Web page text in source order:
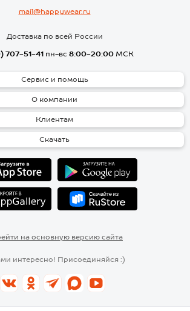
mail@happywear.ru
Доставка по всей России
707-51-41 пн-вс 8:00-20:00 МСК
Сервис и помощь
О компании
Клиентам
Скачать
на основную версию сайта
интересно! Присоединяйся :)